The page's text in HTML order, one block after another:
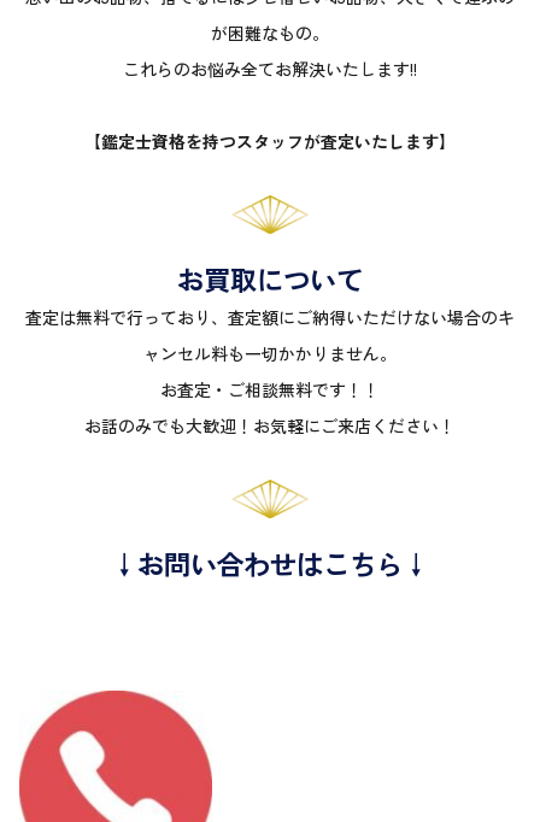
が困難なもの。
これらのお悩み全てお解決いたします!!
【鑑定士資格を持つスタッフが査定いたします】
お買取について
査定は無料で行っており、査定額にご納得いただけない場合のキ
ャンセル料も一切かかりません。
お査定・ご相談無料です！！
お話のみでも大歓迎！お気軽にご来店ください！
↓お問い合わせはこちら↓